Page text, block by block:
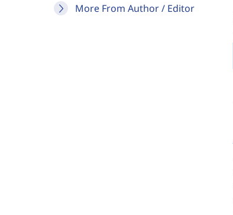
More From Author / Editor